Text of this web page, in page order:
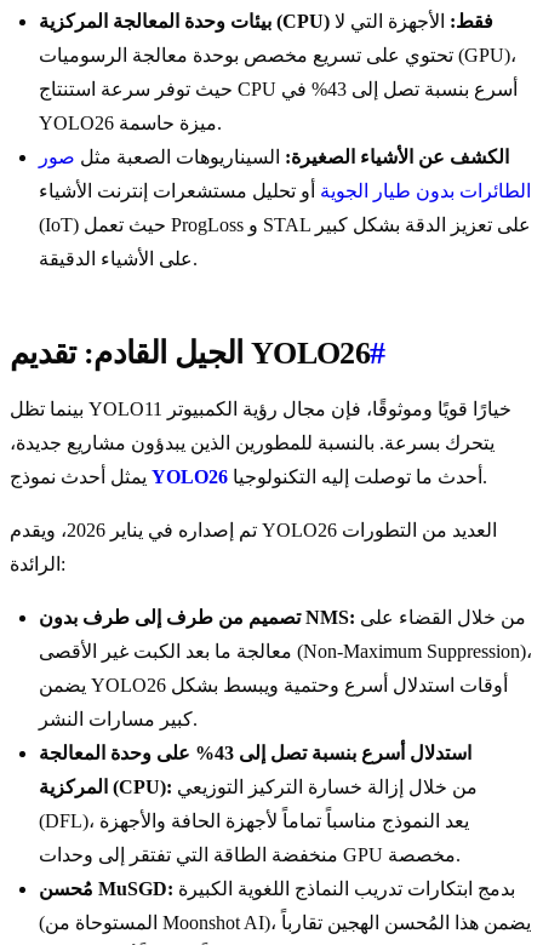
بيئات وحدة المعالجة المركزية (CPU) فقط: الأجهزة التي لا
تحتوي على تسريع مخصص بوحدة معالجة الرسوميات (GPU)،
حيث توفر سرعة استنتاج CPU أسرع بنسبة تصل إلى 43% في
YOLO26 ميزة حاسمة.
الكشف عن الأشياء الصغيرة: السيناريوهات الصعبة مثل صور
الطائرات بدون طيار الجوية أو تحليل مستشعرات إنترنت الأشياء
(IoT) حيث تعمل ProgLoss و STAL على تعزيز الدقة بشكل كبير
على الأشياء الدقيقة.
الجيل القادم: تقديم YOLO26#
بينما تظل YOLO11 خيارًا قويًا وموثوقًا، فإن مجال رؤية الكمبيوتر
يتحرك بسرعة. بالنسبة للمطورين الذين يبدؤون مشاريع جديدة،
YOLO26 أحدث ما توصلت إليه التكنولوجيا.
تم إصداره في يناير 2026، ويقدم YOLO26 العديد من التطورات
الرائدة:
تصميم من طرف إلى طرف بدون NMS:
معالجة ما بعد الكبت غير الأقصى (Non-Maximum Suppression)،
يضمن YOLO26 أوقات استدلال أسرع وحتمية ويبسط بشكل
كبير مسارات النشر.
استدلال أسرع بنسبة تصل إلى 43% على وحدة المعالجة
المركزية (CPU):
(DFL)، يعد النموذج مناسباً تماماً لأجهزة الحافة والأجهزة
منخفضة الطاقة التي تفتقر إلى وحدات GPU مخصصة.
مُحسن MuSGD:
(المستوحاة من Moonshot AI)، يضمن هذا المُحسن الهجين تقارباً